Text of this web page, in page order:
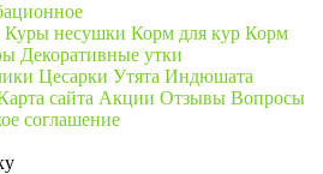
Куры несушки Корм для кур Корм
Декоративные утки
Цесарки Утята Индюшата
сайта Акции Отзывы Вопросы
соглашение